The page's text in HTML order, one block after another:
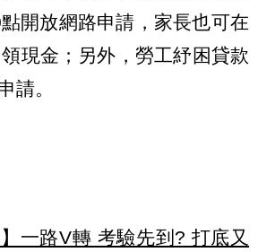
開放網路申請，家長也可在
現金；另外，勞工紓困貸款
請。
一路V轉 考驗先到? 打底又